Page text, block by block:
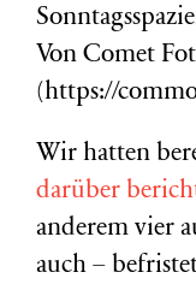
Von Comet
(https://
Wir hatten
darüber
anderem vier
auch –